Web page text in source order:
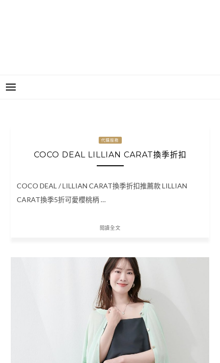
代購服務
COCO DEAL LILLIAN CARAT換季折扣
COCO DEAL / LILLIAN CARAT換季折扣推薦款 LILLIAN
CARAT換季5折可愛櫻桃柄 …
閱讀全文